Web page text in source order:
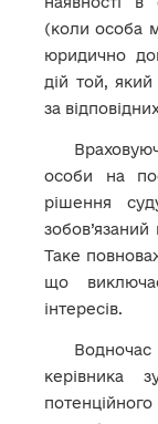
(коли особа
юридично
дій той,
за
особи на
рішення
Таке
що
інтересів.
керівника